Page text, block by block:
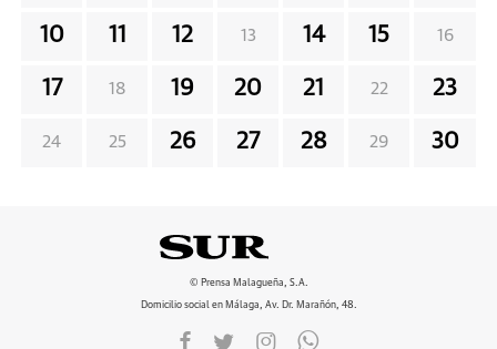
10 11 12 13 14 15 16
17 18 19 20 21 22 23
24 25 26 27 28 29 30
© Prensa Malagueña, S.A.
Domicilio social en Málaga, Av. Dr. Marañón, 48.